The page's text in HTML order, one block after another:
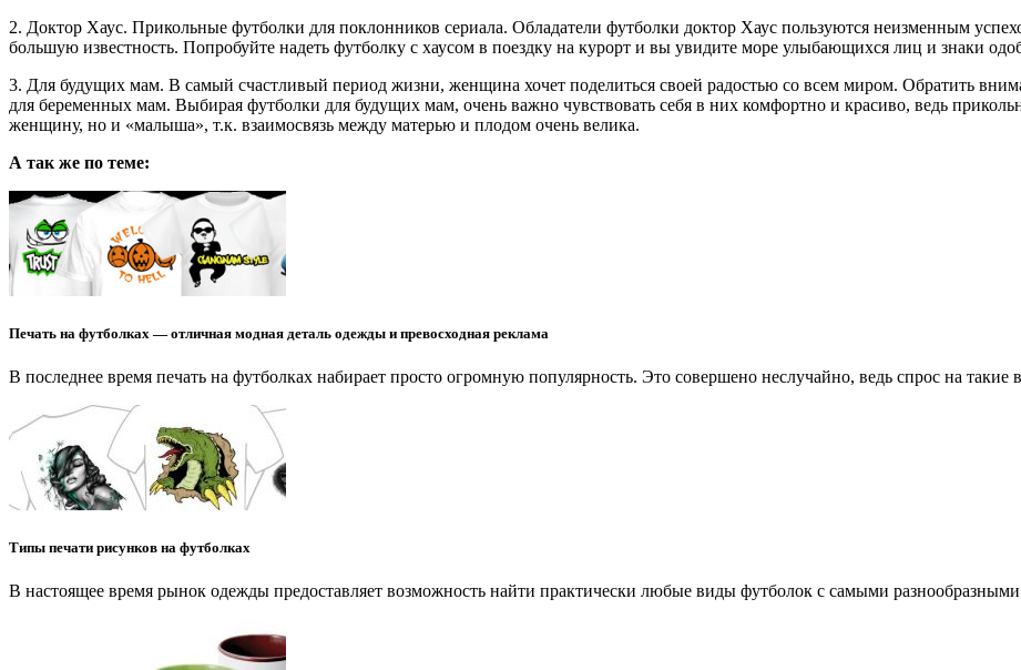
2. Доктор Хаус. Прикольные футболки для поклонников сериала. Обладатели футболки доктор Хаус пользуются неизменным
большую известность. Попробуйте надеть футболку с хаусом в поездку на курорт и вы увидите море улыбающихся лиц и знаки
3. Для будущих мам. В самый счастливый период жизни, женщина хочет поделиться своей радостью со всем миром. Обратить
для беременных мам. Выбирая футболки для будущих мам, очень важно чувствовать себя в них комфортно и красиво, ведь
женщину, но и «малыша», т.к. взаимосвязь между матерью и плодом очень велика.
А так же по теме:
Печать на футболках — отличная модная деталь одежды и превосходная реклама
В последнее время печать на футболках набирает просто огромную популярность. Это совершено неслучайно, ведь спрос на
Типы печати рисунков на футболках
В настоящее время рынок одежды предоставляет возможность найти практически любые виды футболок с самыми